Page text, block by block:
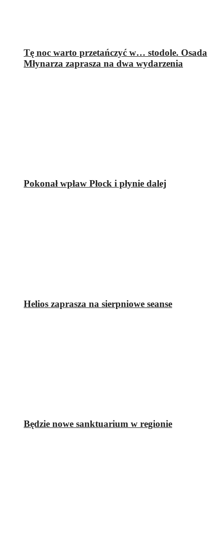
Tę noc warto przetańczyć w… stodole. Osada
Młynarza zaprasza na dwa wydarzenia
Pokonał wpław Płock i płynie dalej
Helios zaprasza na sierpniowe seanse
Będzie nowe sanktuarium w regionie